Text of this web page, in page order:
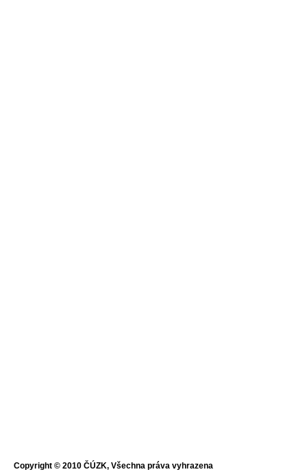
Copyright © 2010 ČÚZK, Všechna práva vyhrazena